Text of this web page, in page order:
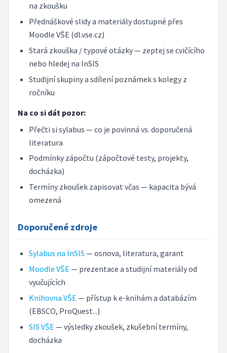
na zkoušku
Přednáškové slidy a materiály dostupné přes
Moodle VŠE (dl.vse.cz)
Stará zkouška / typové otázky — zeptej se cvičícího
nebo hledej na InSIS
Studijní skupiny a sdílení poznámek s kolegy z
ročníku
Na co si dát pozor:
Přečti si sylabus — co je povinná vs. doporučená
literatura
Podmínky zápočtu (zápočtové testy, projekty,
docházka)
Termíny zkoušek zapisovat včas — kapacita bývá
omezená
Doporučené zdroje
Sylabus na InSIS — osnova, literatura, garant
Moodle VŠE — prezentace a studijní materiály od
vyučujících
Knihovna VŠE — přístup k e-knihám a databázím
(EBSCO, ProQuest...)
SIS VŠE — výsledky zkoušek, zkušební termíny,
docházka